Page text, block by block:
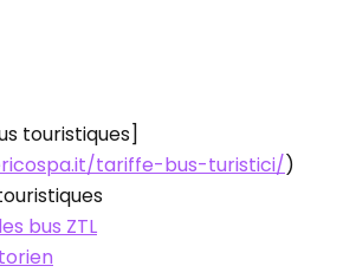
touristiques]
tariffe-bus-turistici/)
bus ZTL